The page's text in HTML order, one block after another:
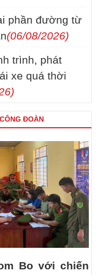
phần đường từ
(06/08/2026)
trình, phát
xe quá thời
ĐOÀN
Bo với chiến